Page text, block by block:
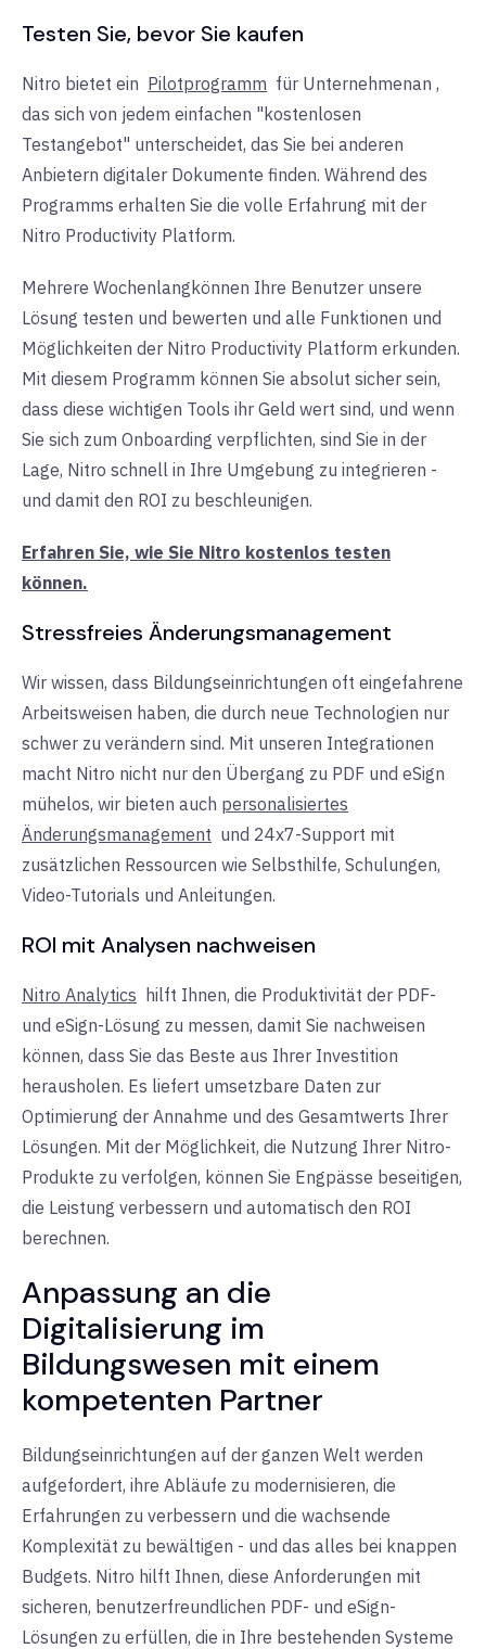
Testen Sie, bevor Sie kaufen
Nitro bietet ein Pilotprogramm für Unternehmenan ,
das sich von jedem einfachen "kostenlosen
Testangebot" unterscheidet, das Sie bei anderen
Anbietern digitaler Dokumente finden. Während des
Programms erhalten Sie die volle Erfahrung mit der
Nitro Productivity Platform.
Mehrere Wochenlangkönnen Ihre Benutzer unsere
Lösung testen und bewerten und alle Funktionen und
Möglichkeiten der Nitro Productivity Platform erkunden.
Mit diesem Programm können Sie absolut sicher sein,
dass diese wichtigen Tools ihr Geld wert sind, und wenn
Sie sich zum Onboarding verpflichten, sind Sie in der
Lage, Nitro schnell in Ihre Umgebung zu integrieren -
und damit den ROI zu beschleunigen.
Erfahren Sie, wie Sie Nitro kostenlos testen
können.
Stressfreies Änderungsmanagement
Wir wissen, dass Bildungseinrichtungen oft eingefahrene
Arbeitsweisen haben, die durch neue Technologien nur
schwer zu verändern sind. Mit unseren Integrationen
macht Nitro nicht nur den Übergang zu PDF und eSign
mühelos, wir bieten auch personalisiertes
Änderungsmanagement und 24x7-Support mit
zusätzlichen Ressourcen wie Selbsthilfe, Schulungen,
Video-Tutorials und Anleitungen.
ROI mit Analysen nachweisen
Nitro Analytics hilft Ihnen, die Produktivität der PDF-
und eSign-Lösung zu messen, damit Sie nachweisen
können, dass Sie das Beste aus Ihrer Investition
herausholen. Es liefert umsetzbare Daten zur
Optimierung der Annahme und des Gesamtwerts Ihrer
Lösungen. Mit der Möglichkeit, die Nutzung Ihrer Nitro-
Produkte zu verfolgen, können Sie Engpässe beseitigen,
die Leistung verbessern und automatisch den ROI
berechnen.
Anpassung an die
Digitalisierung im
Bildungswesen mit einem
kompetenten Partner
Bildungseinrichtungen auf der ganzen Welt werden
aufgefordert, ihre Abläufe zu modernisieren, die
Erfahrungen zu verbessern und die wachsende
Komplexität zu bewältigen - und das alles bei knappen
Budgets. Nitro hilft Ihnen, diese Anforderungen mit
sicheren, benutzerfreundlichen PDF- und eSign-
Lösungen zu erfüllen, die in Ihre bestehenden Systeme